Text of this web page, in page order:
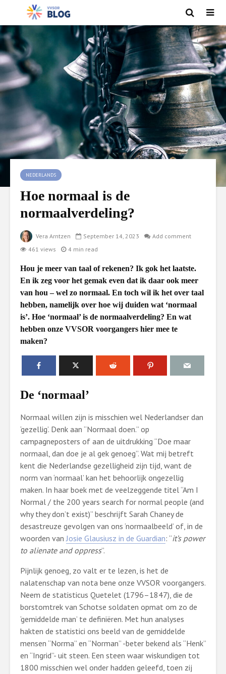
NEDERLANDS
Hoe normaal is de
normaalverdeling?
Vera Arntzen September 14, 2023
Add comment
461 views
4 min read
Hou je meer van taal of rekenen? Ik gok het laatste.
En ik zeg voor het gemak even dat ik daar ook meer
van hou – wel zo normaal. En toch wil ik het over taal
hebben, namelijk over hoe wij duiden wat ‘normaal
is’. Hoe ‘normaal’ is de normaalverdeling? En wat
hebben onze VVSOR voorgangers hier mee te
maken?
De ‘normaal’
Normaal willen zijn is misschien wel Nederlandser dan
‘gezellig’. Denk aan “Normaal doen.” op
campagneposters of aan de uitdrukking “Doe maar
normaal, dan doe je al gek genoeg”. Wat mij betreft
kent die Nederlandse gezelligheid zijn tijd, want de
norm van ‘normaal’ kan het behoorlijk ongezellig
maken. In haar boek met de veelzeggende titel “Am I
Normal / the 200 years search for normal people (and
why they don’t exist)” beschrijft Sarah Chaney de
desastreuze gevolgen van ons ‘normaalbeeld’ of, in de
woorden vanJosie Glausiusz in de Guardian: “it’s power
to alienate and oppress”.
Pijnlijk genoeg, zo valt er te lezen, is het de
nalatenschap van nota bene onze VVSOR voorgangers.
Neem de statisticus Quetelet (1796–1847), die de
borstomtrek van Schotse soldaten opmat om zo de
‘gemiddelde man’ te definiëren. Met hun analyses
hakten de statistici ons beeld van de gemiddelde
mensen “Norma” en “Norman” -beter bekend als “Henk”
en “Ingrid”- uit steen. Een steen waar wiskundigen tot
1800 misschien wel onder hadden geleefd, toen zij